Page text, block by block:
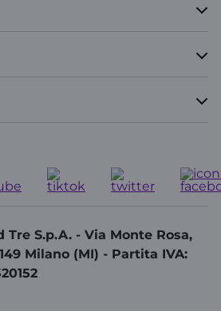
Tre S.p.A. - Via Monte Rosa,
Milano (MI) - Partita IVA: